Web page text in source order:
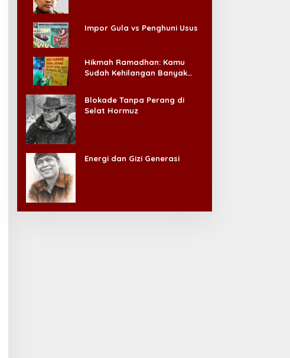
Impor Gula vs Penghuni Usus
Hikmah Ramadhan: Kamu
Sudah Kehilangan Banyak
Blokade Tanpa Perang di
Selat Hormuz
Energi dan Gizi Generasi